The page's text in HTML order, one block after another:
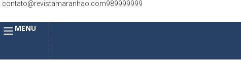
contato@revistamaranhao.com989999999
MENU